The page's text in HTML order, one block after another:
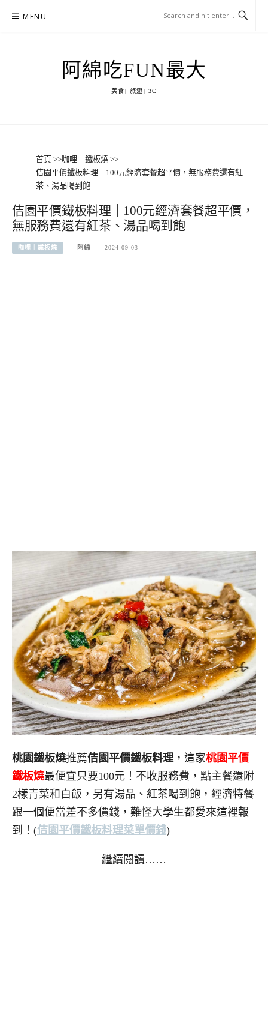
MENU
阿綿吃FUN最大
美食| 旅遊| 3C
首頁 >>咖哩︱鐵板燒 >>
佶園平價鐵板料理｜100元經濟套餐超平價，無服務費還有紅
茶、湯品喝到飽
佶園平價鐵板料理｜100元經濟套餐超平價，
無服務費還有紅茶、湯品喝到飽
咖哩︱鐵板燒 阿綿 2024-09-03
桃園鐵板燒推薦佶園平價鐵板料理 ，這家桃園平價
鐵板燒最便宜只要100元！不收服務費，點主餐還附
2樣青菜和白飯，另有湯品、紅茶喝到飽，經濟特餐
跟一個便當差不多價錢，難怪大學生都愛來這裡報
到！(佶園平價鐵板料理菜單價錢)
繼續閱讀……